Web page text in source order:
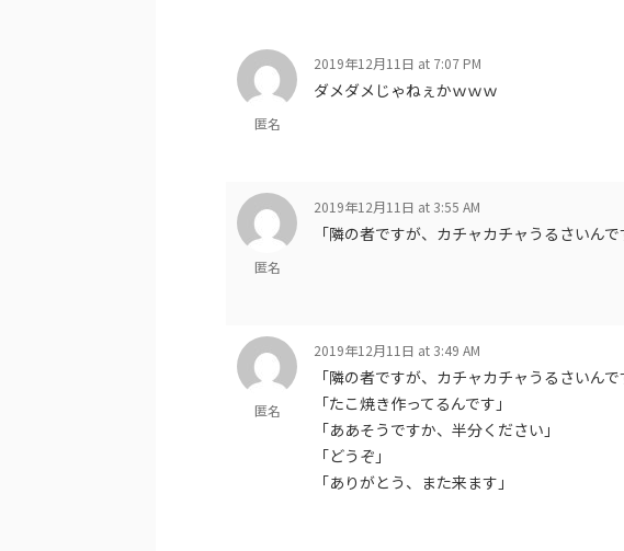
匿名
2019年12月11日 at 7:07 PM
ダメダメじゃねぇかｗｗｗ
匿名
2019年12月11日 at 3:55 AM
「隣の者ですが、カチャカチャうるさいんで
匿名
2019年12月11日 at 3:49 AM
「隣の者ですが、カチャカチャうるさいんで
「たこ焼き作ってるんです」
「ああそうですか、半分ください」
「どうぞ」
「ありがとう、また来ます」